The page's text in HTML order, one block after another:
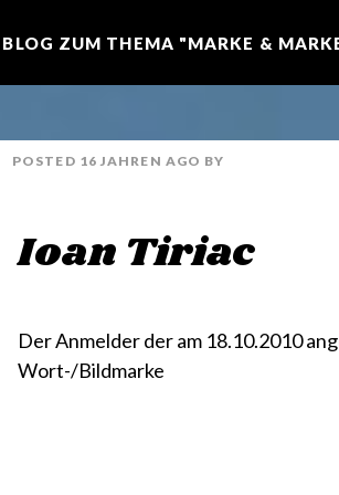
BLOG ZUM THEMA "MARKE &
POSTED 16 JAHREN AGO BY
Ioan Tiriac
Der Anmelder der am 18.10.2010
Wort-/Bildmarke